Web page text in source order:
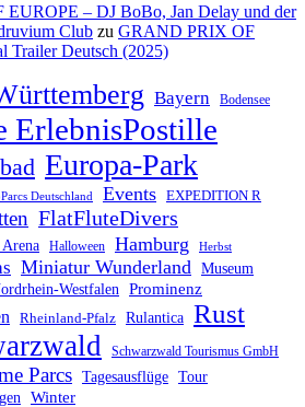
– DJ BoBo, Jan Delay und der
Club zu GRAND PRIX OF
Trailer Deutsch (2025)
Bayern Bodensee
ErlebnisPostille
Europa-Park
Deutschland Events EXPEDITION R
FlatFluteDivers
Halloween Hamburg Herbst
Miniatur Wunderland Museum
Westfalen
Prominenz
Rheinland-Pfalz Rulantica Rust
Schwarzwald Tourismus GmbH
Parcs Tagesausflüge Tour
Winter